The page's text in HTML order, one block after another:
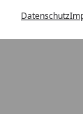
Datenschutz